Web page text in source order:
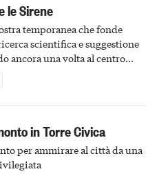
le Sirene
temporanea che fonde
scientifica e suggestione
ancora una volta al centro
del passato astigiano
in Torre Civica
per ammirare al città da una